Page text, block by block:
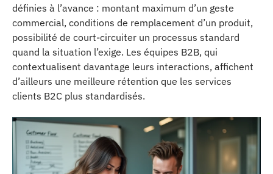
définies à l’avance : montant maximum d’un geste
commercial, conditions de remplacement d’un produit,
possibilité de court-circuiter un processus standard
quand la situation l’exige. Les équipes B2B, qui
contextualisent davantage leurs interactions, affichent
d’ailleurs une meilleure rétention que les services
clients B2C plus standardisés.